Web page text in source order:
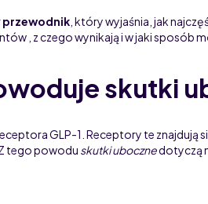
, który wyjaśnia, jak
, z czego wynikają i w jaki sposób
skutki
GLP-1. Receptory te znajdują
tego powodu skutki ubocznedotyczą